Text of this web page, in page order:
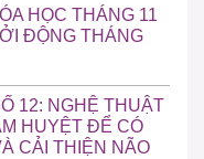
HỌC THÁNG 11
ĐỘNG THÁNG
12: NGHỆ THUẬT
HUYỆT ĐỂ CÓ
CẢI THIỆN NÃO